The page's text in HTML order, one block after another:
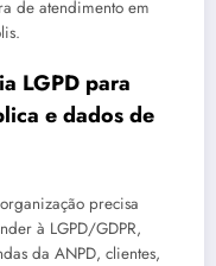
de atendimento em
LGPD para
e dados de
precisa
à LGPD/GDPR,
da ANPD, clientes,